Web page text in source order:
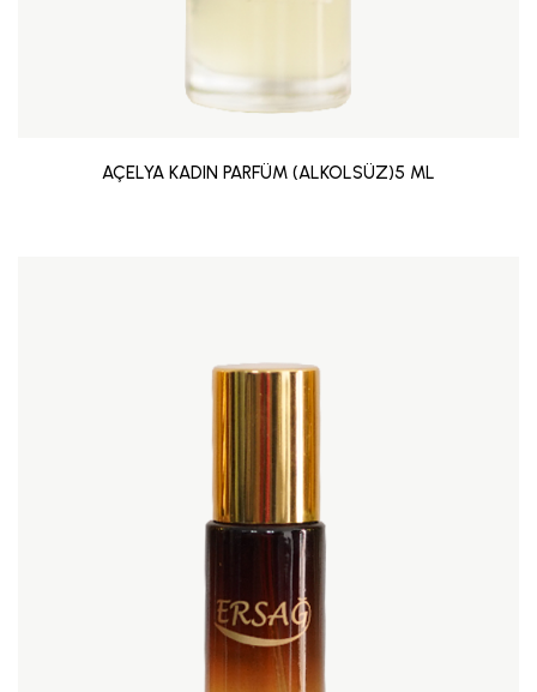
AÇELYA KADIN PARFÜM (ALKOLSÜZ)5 ML